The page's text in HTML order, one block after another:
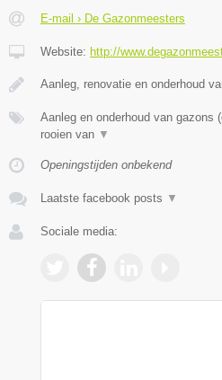
E-mail › De Gazonmeesters
Website: http://
Aanleg, renovatie en onderhoud
Aanleg en onderhoud van gazons
rooien van ▼
Openingstijden onbekend
Laatste facebook posts ▼
Sociale media: